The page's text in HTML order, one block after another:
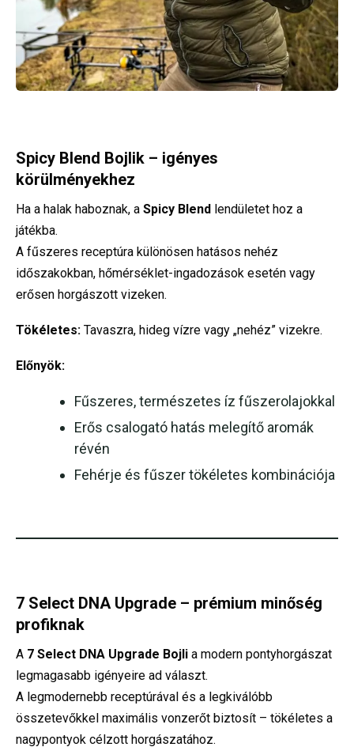
Spicy Blend Bojlik – igényes
körülményekhez
Ha a halak haboznak, a Spicy Blend lendületet hoz a
játékba.
A fűszeres receptúra különösen hatásos nehéz
időszakokban, hőmérséklet-ingadozások esetén vagy
erősen horgászott vizeken.
Tökéletes: Tavaszra, hideg vízre vagy „nehéz” vizekre.
Előnyök:
Fűszeres, természetes íz fűszerolajokkal
Erős csalogató hatás melegítő aromák
révén
Fehérje és fűszer tökéletes kombinációja
7 Select DNA Upgrade – prémium minőség
profiknak
A 7 Select DNA Upgrade Bojli a modern pontyhorgászat
legmagasabb igényeire ad választ.
A legmodernebb receptúrával és a legkiválóbb
összetevőkkel maximális vonzerőt biztosít – tökéletes a
nagypontyok célzott horgászatához.